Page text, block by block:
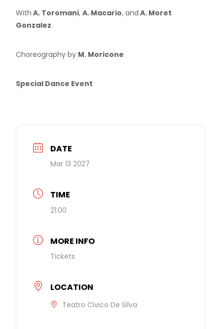
With A. Toromani,A. Macario, and A. Moret
Gonzalez
Choreography by M. Moricone
Special Dance Event
DATE
Mar 13 2027
TIME
21:00
MORE INFO
Tickets
LOCATION
Teatro Civico De Silva